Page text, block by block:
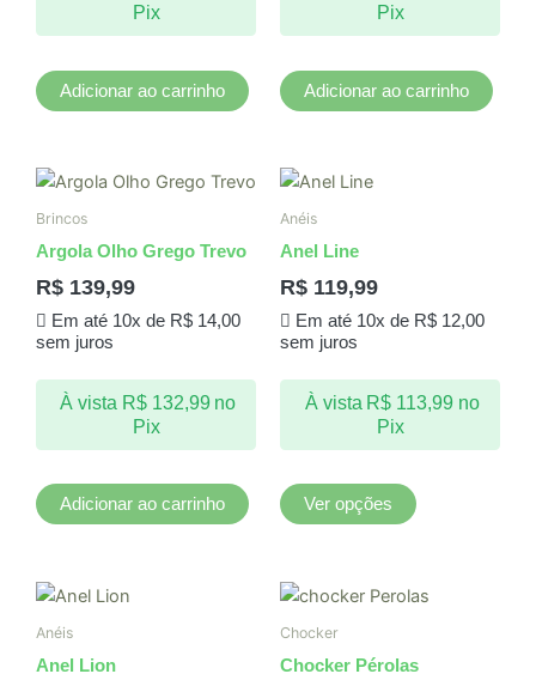
Pix
Adicionar ao carrinho
Pix
Adicionar ao carrinho
Brincos
Argola Olho Grego Trevo
R$ 139,99
Em até 10x de R$14,00
sem juros
À vista R$132,99 no
Pix
Adicionar ao carrinho
Anéis
Anel Line
R$ 119,99
Em até 10x de R$12,00
sem juros
À vista R$ 113,99 no
Pix
Ver opções
As
podem
ser
página
Anéis
Anel Lion
Chocker
Chocker Pérolas